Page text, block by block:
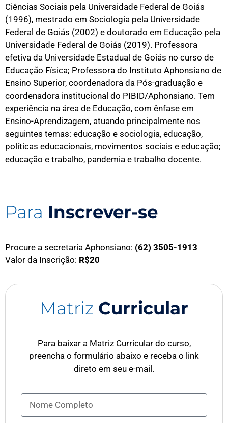
Ciências Sociais pela Universidade Federal de Goiás
(1996), mestrado em Sociologia pela Universidade
Federal de Goiás (2002) e doutorado em Educação pela
Universidade Federal de Goiás (2019). Professora
efetiva da Universidade Estadual de Goiás no curso de
Educação Física; Professora do Instituto Aphonsiano de
Ensino Superior, coordenadora da Pós-graduação e
coordenadora institucional do PIBID/Aphonsiano. Tem
experiência na área de Educação, com ênfase em
Ensino-Aprendizagem, atuando principalmente nos
seguintes temas: educação e sociologia, educação,
políticas educacionais, movimentos sociais e educação;
educação e trabalho, pandemia e trabalho docente.
Para Inscrever-se
Procure a secretaria Aphonsiano: (62) 3505-1913
Valor da Inscrição: R$20
Matriz Curricular
Para baixar a Matriz Curricular do curso,
preencha o formulário abaixo e receba o link
direto em seu e-mail.